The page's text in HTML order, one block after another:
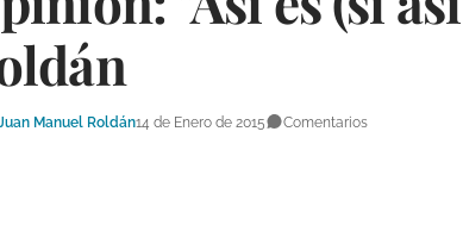
Manuel Roldán14 de Enero de 2015 Comentarios